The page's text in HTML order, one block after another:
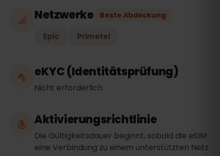
Netzwerke Beste Abdeckung
Epic Primetel
eKYC (Identitätsprüfung)
Nicht erforderlich
Aktivierungsrichtlinie
Die Gültigkeitsdauer beginnt, sobald die eSIM
eine Verbindung zu einem unterstützten Netz